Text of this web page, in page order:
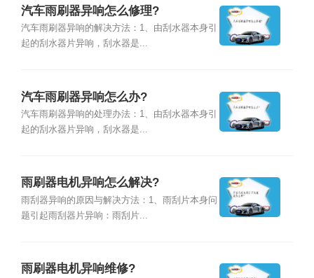
汽车雨刷器异响怎么修理?
汽车雨刷器异响的解决方法：1、由刮水器本身引
起的刮水器片异响，刮水器是...
汽车雨刷器异响怎么办?
汽车雨刷器异响的处理办法：1、由刮水器本身引
起的刮水器片异响，刮水器是...
雨刷器电机异响怎么解决?
雨刮器异响的原因与解决方法：1、雨刮片本身问
题引起雨刮器片异响：雨刮片...
雨刷器电机异响维修?